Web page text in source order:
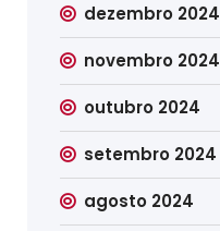
dezembro 2024
novembro 2024
outubro 2024
setembro 2024
agosto 2024